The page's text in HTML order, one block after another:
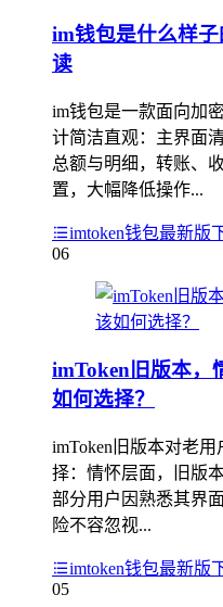
im钱包是什么样
读
im钱包是一款面向加
计简洁直观：主界面
总额与明细，转账、
置，大幅降低操作...
imtoken钱包最新版
06
imToken旧版本，
如何选择？
imToken旧版本对老
择：情怀层面，旧版
部分用户因熟悉其界
险不容忽视...
imtoken钱包最新版
05